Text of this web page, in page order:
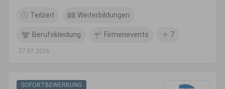
Teilzeit Weiterbildungen
Berufskleidung Firmenevents 7
27.07.2026
SOFORTBEWERBUNG